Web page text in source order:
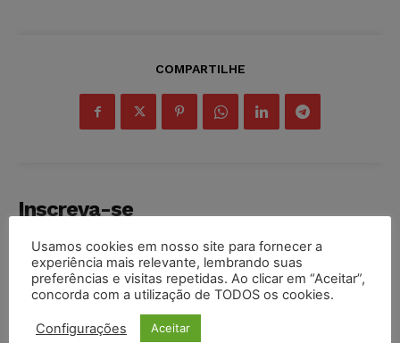
COMPARTILHE
Inscreva-se
Usamos cookies em nosso site para fornecer a
experiência mais relevante, lembrando suas
preferências e visitas repetidas. Ao clicar em “Aceitar”,
concorda com a utilização de TODOS os cookies.
Configurações Aceitar